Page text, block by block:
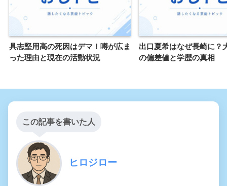
具志堅用高の死因はデマ！噂が広ま
った理由と現在の活動状況
出口夏希はなぜ長崎に？
の偏差値と学歴の真相
この記事を書いた人
ヒロジロー